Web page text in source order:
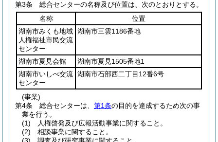
第3条
総合センターの名称及び位置は、次のとおりとする。
名称
位置
湖南市みくも地域
人権福祉市民交流
センター
湖南市三雲1186番地
湖南市夏見会館
湖南市夏見1505番地1
湖南市いしべ交流
センター
湖南市石部西二丁目12番6号
(事業)
第4条
総合センターは、 第1条の目的を達成するため次の事
業を行う。
(1)
人権啓発及び広報活動事業に関すること。
(2)
相談事業に関すること。